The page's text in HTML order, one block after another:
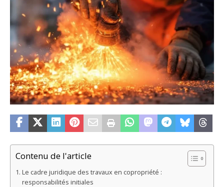
Contenu de l'article
Le cadre juridique des travaux en copropriété :
responsabilités initiales